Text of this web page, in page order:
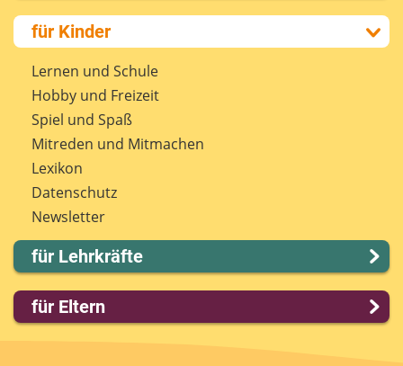
Über uns
Presse
Kontakt
Impressum
Internet-ABC Sitemap
Barrierefreiheit
Länderprojekte
für Kinder
Lernen und Schule
Hobby und Freizeit
Spiel und Spaß
Mitreden und Mitmachen
Lexikon
Datenschutz
Newsletter
für Lehrkräfte
Lernmodule
Unterrichts­materialien
für Eltern